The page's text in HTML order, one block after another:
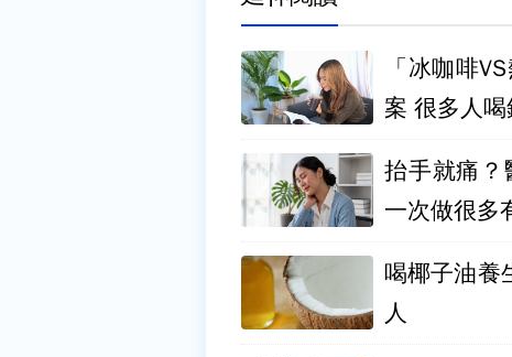
「冰咖啡
案 很多人喝
抬手就痛
一次做很多
喝椰子油養生？
人